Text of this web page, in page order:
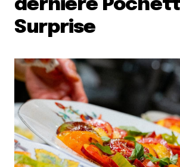
dernière
Surprise